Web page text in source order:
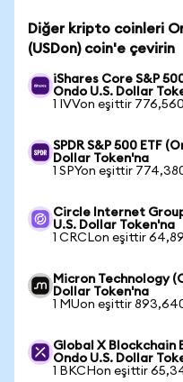
Diğer kripto coinleri
(USDon) coin'e çevirin
iShares Core S&P
Ondo U.S. Dollar
1 IVVon eşittir
SPDR S&P 500 ETF
Dollar Token'na
1 SPYon eşittir
Circle Internet
U.S. Dollar Token'na
1 CRCLon eşittir
Micron Technology
Dollar Token'na
1 MUon eşittir
Global X Blockchain
Ondo U.S. Dollar
1 BKCHon eşittir